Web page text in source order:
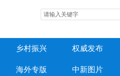
乡村振兴 权威发布
海外专版 中新图片